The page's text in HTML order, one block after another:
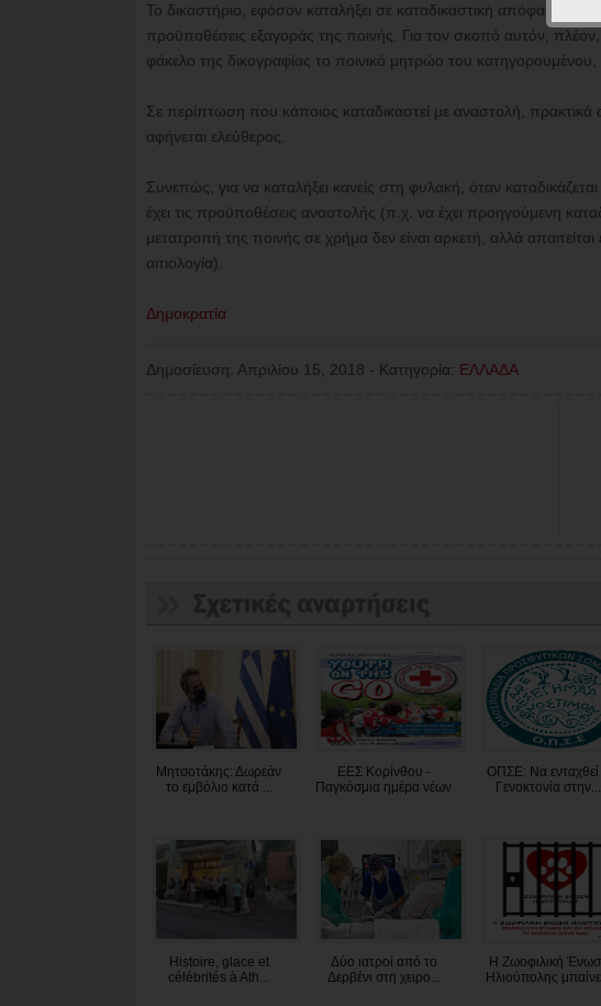
Το δικαστήριο, εφόσον καταλήξει σε καταδικαστική απόφαση,
προϋποθέσεις εξαγοράς της ποινής. Για τον σκοπό αυτόν, πλέον,
φάκελο της δικογραφίας το ποινικό μητρώο του κατηγορουμένου,
Σε περίπτωση που κάποιος καταδικαστεί με αναστολή, πρακτικά
αφήνεται ελεύθερος.
Συνεπώς, για να καταλήξει κανείς στη φυλακή, όταν
έχει τις προϋποθέσεις αναστολής (π.χ. να έχει προηγούμενη
μετατροπή της ποινής σε χρήμα δεν είναι αρκετή, αλλά
αιτιολογία).
Δημοκρατία
Δημοσίευση: Απριλίου 15, 2018 - Κατηγορία: ΕΛΛΑΔΑ
Μητσοτάκης: Δωρεάν
το εμβόλιο κατά ...
ΕΕΣ Κορίνθου -
Παγκόσμια ημέρα νέων
ΟΠΣΕ: Να ενταχθεί
Γενοκτονία στην...
Histoire, glace et
célébrités à Ath...
Δύο ιατροί από το
Δερβένι στη χειρο...
Η Ζωοφιλική
Ηλιούπολης